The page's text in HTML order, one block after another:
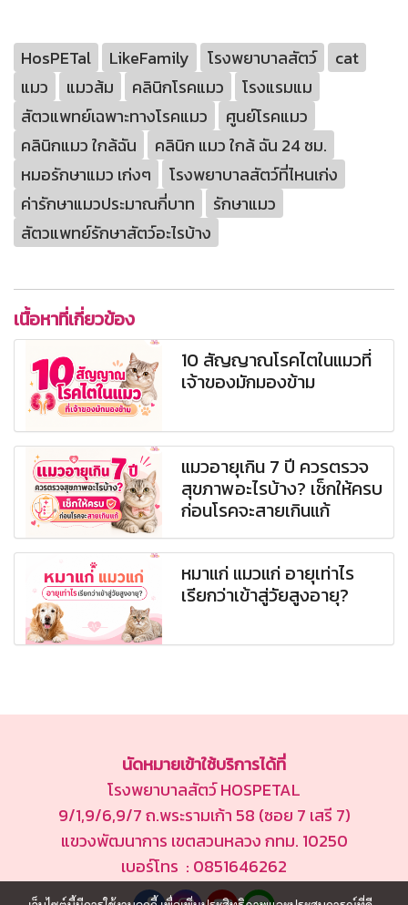
HosPETal LikeFamily โรงพยาบาลสัตว์
cat
แมว
แมวส้ม คลินิกโรคแมว
โรงแรมแม
สัตวแพทย์เฉพาะทางโรคแมว
ศูนย์โรคแมว
คลินิกแมว ใกล้ฉัน
คลินิก แมว ใกล้ ฉัน 24 ชม.
หมอรักษาแมว เก่งๆ
โรงพยาบาลสัตว์ที่ไหนเก่ง
ค่ารักษาแมวประมาณกี่บาท
รักษาแมว
สัตวแพทย์รักษาสัตว์อะไรบ้าง
เนื้อหาที่เกี่ยวข้อง
10 สัญญาณโรคไตในแมวที่
เจ้าของมักมองข้าม
แมวอายุเกิน 7 ปี ควรตรวจ
สุขภาพอะไรบ้าง? เช็กให้ครบ
ก่อนโรคจะสายเกินแก้
หมาแก่ แมวแก่ อายุเท่าไร
เรียกว่าเข้าสู่วัยสูงอายุ?
นัดหมายเข้าใช้บริการได้ที่
โรงพยาบาลสัตว์ HOSPETAL
9/1,9/6,9/7 ถ.พระรามเก้า 58 (ซอย 7 เสรี 7)
แขวงพัฒนาการ เขตสวนหลวง กทม. 10250
เบอร์โทร : 0851646262